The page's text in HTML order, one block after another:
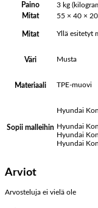
Paino
3 kg
Mitat
55 × 40 ×
Mitat Yllä esitetyt
Väri Musta
Materiaali TPE-muovi
Sopii malleihin
Hyundai
Hyundai
Hyundai
Hyundai
Arviot
Arvosteluja ei vielä ole